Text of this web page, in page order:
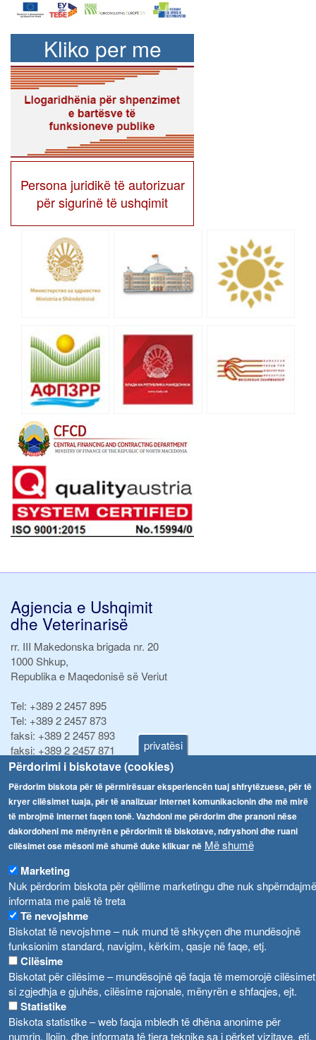
privatësi
Përdorimi i biskotave (cookies)
Përdorim biskota për të përmirësuar eksperiencën tuaj shfrytëzuese, për të
kryer cilësimet tuaja, për të analizuar internet komunikacionin dhe më mirë
të mbrojmë internet faqen tonë. Vazhdoni me përdorim dhe pranoni nëse
dakordoheni me mënyrën e përdorimit të biskotave, ndryshoni dhe ruani
cilësimet ose mësoni më shumë duke klikuar në Më shumë
Marketing
Nuk përdorim biskota për qëllime marketingu dhe nuk shpërndajmë
informata me palë të treta
Të nevojshme
Biskotat të nevojshme – nuk mund të shkyçen dhe mundësojnë
funksionim standard, navigim, kërkim, qasje në faqe, etj.
Cilësime
Biskotat për cilësime – mundësojnë që faqja të memorojë cilësimet
si zgjedhja e gjuhës, cilësime rajonale, mënyrën e shfaqjes, ejt.
Statistike
Biskota statistike – web faqja mbledh të dhëna anonime për
numrin, llojin, dhe informata të tjera teknike sa i përket vizitave, etj.
Kliko per me
shume
Persona juridikë të autorizuar
për sigurinë të ushqimit
Agjencia e Ushqimit
dhe Veterinarisë
rr. III Makedonska brigada nr. 20
1000 Shkup,
Republika e Maqedonisë së Veriut
Tel: +389 2 2457 895
Tel: +389 2 2457 873
faksi: +389 2 2457 893
faksi: +389 2 2457 871
info@fva.gov.mk
Njoftime
Република Бугарија ги засили официјалните контроли при увоз на свежо овошје и зеленчук
Високите температури ризик од труење со храна, опасни се и за животните
Водата во Гостивар може да се користи како техничка, продолжува испораката на флаширана вода
Во Гостивар спроведени 70 вонредни контроли
Забраната за водата во Гостивар останува на сила, операторите да користат само технички безбедна вода
Navigimi
Arkivi
Regjistrat
Ndalesa
Shpalljet